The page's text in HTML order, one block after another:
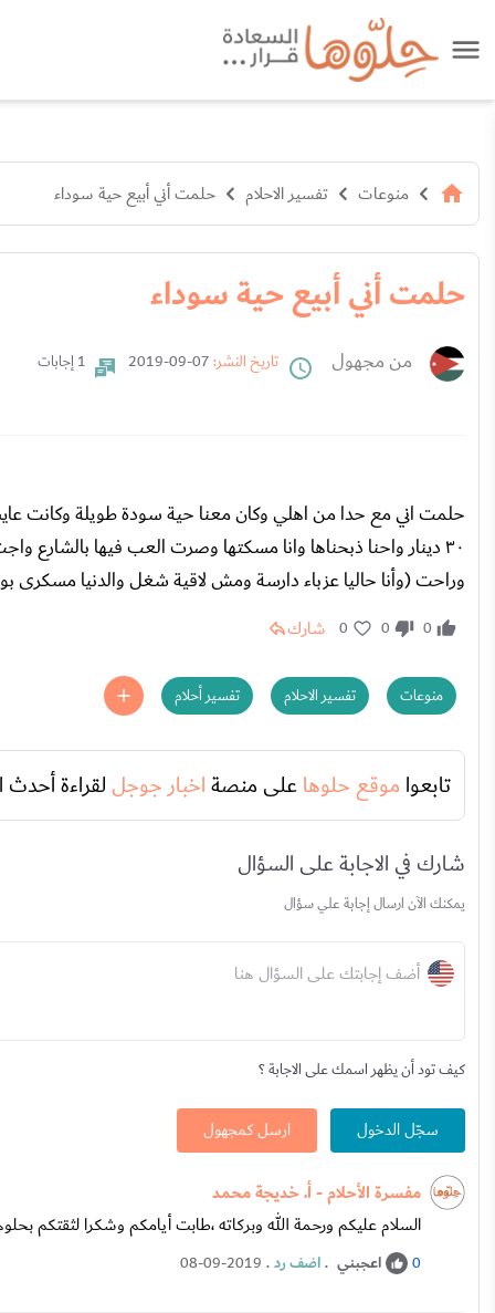
منوعات تفسير الاحلام حلمت أني أبيع حية سوداء
حلمت أني أبيع حية سوداء
من مجهول تاريخ النشر: 1 إجابات
حلمت اني مع حدا من اهلي وكان معنا حية سودة طويلة وكانت
٣٠ دينار واحنا ذبحناها وانا مسكتها وصرت العب فيها
وراحت (وأنا حاليا عزباء دارسة ومش لاقية شغل والدنيا مسكرى
0
0
0 شارك
منوعات تفسير الاحلام تفسير أحلام
تابعوا موقع حلوهاعلى منصةاخبار جوجل لقراءة أحدث
شارك في الاجابة على السؤال
يمكنك الآن ارسال إجابة علي سؤال
أضف إجابتك على السؤال هنا
كيف تود أن يظهر اسمك على الاجابة ؟
سجّل الدخول ارسل كمجهول
مفسرة الأحلام - أ. خديجة محمد
السلام عليكم ورحمة الله وبركاته ،طابت أيامكم وشكرا لثقتكم
0 اعجبني .اضف رد.
08-09-2019